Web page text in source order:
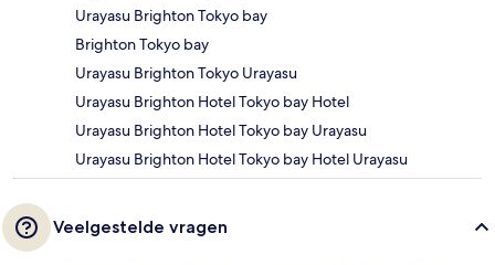
Urayasu Brighton Tokyo bay
Brighton Tokyo bay
Urayasu Brighton Tokyo Urayasu
Urayasu Brighton Hotel Tokyo bay Hotel
Urayasu Brighton Hotel Tokyo bay Urayasu
Urayasu Brighton Hotel Tokyo bay Hotel Urayasu
Veelgestelde vragen